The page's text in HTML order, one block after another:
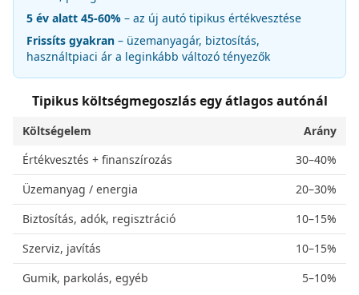
5 év alatt 45-60% – az új autó tipikus értékvesztése
Frissíts gyakran – üzemanyagár, biztosítás,
használtpiaci ár a leginkább változó tényezők
Tipikus költségmegoszlás egy átlagos autónál
Költségelem
Arány
Értékvesztés + finanszírozás
30–40%
Üzemanyag / energia
20–30%
Biztosítás, adók, regisztráció
10–15%
Szerviz, javítás
10–15%
Gumik, parkolás, egyéb
5–10%